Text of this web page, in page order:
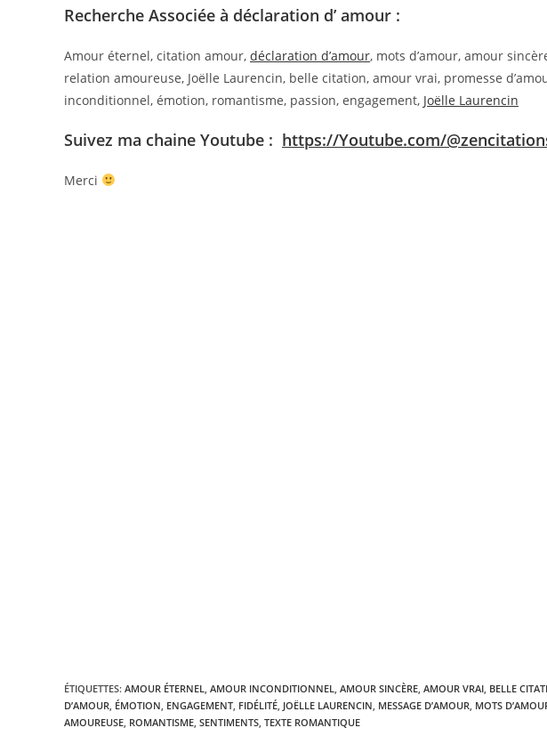
Recherche Associée à déclaration d’ amour :
Amour éternel, citation amour, déclaration d’amour, mots d’amour, amour
relation amoureuse, Joëlle Laurencin, belle citation, amour vrai, promesse
inconditionnel, émotion, romantisme, passion, engagement, Joëlle Laurencin
Suivez ma chaine Youtube : https://Youtube.com/
Merci
ÉTIQUETTES: AMOUR ÉTERNEL, AMOUR INCONDITIONNEL, AMOUR SINCÈRE, AMOUR VRAI, BELLE
D’AMOUR, ÉMOTION, ENGAGEMENT, FIDÉLITÉ, JOËLLE LAURENCIN, MESSAGE D’AMOUR, MOTS
AMOUREUSE, ROMANTISME, SENTIMENTS, TEXTE ROMANTIQUE